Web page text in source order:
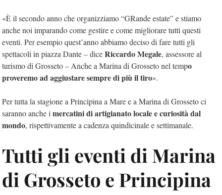
«È il secondo anno che organizziamo “GRande estate” e stiamo
anche noi imparando come gestire e come migliorare tutti questi
eventi. Per esempio quest’anno abbiamo deciso di fare tutti gli
spettacoli in piazza Dante – diceRiccardo Megale, assessore al
turismo di Grosseto – Anche a Marina di Grosseto nel tempo
proveremo ad aggiustare sempre di più il tiro».
Per tutta la stagione a Principina a Mare e a Marina di Grosseto ci
saranno anche i mercatini di artigianato locale e curiosità dal
mondo, rispettivamente a cadenza quindicinale e settimanale.
Tutti gli eventi di Marina
di Grosseto e Principina